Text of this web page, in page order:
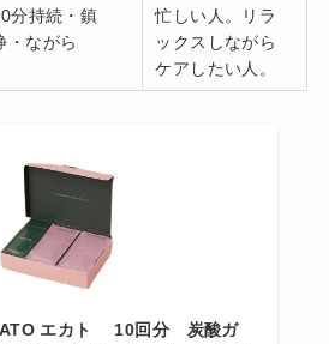
分持続・鎮
・ながら
忙しい人。リラ
ックスしながら
ケアしたい人。
エカト 10回分 炭酸ガ